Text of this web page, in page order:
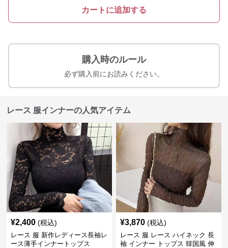
カートに追加する
購入時のルール
必ず購入前にお読みください。
レース 服インナーの人気アイテム
¥2,400 (税込)
レース 服 新作レディース長袖レ
ース薄手インナートップス
¥3,870 (税込)
レース 服 レース ハイネック 長
袖 インナー トップス 韓国風 伸